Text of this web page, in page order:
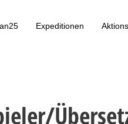
Expeditionen